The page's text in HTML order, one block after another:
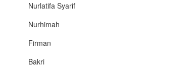
Nurlatifa Syarif
Nurhimah
Firman
Bakri